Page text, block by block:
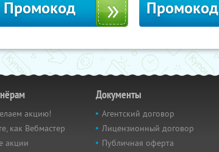
Промокод Промокод
акцию!
как Вебмастер
акции
Документы
Агентский договор
Лицензионный договор
Публичная оферта